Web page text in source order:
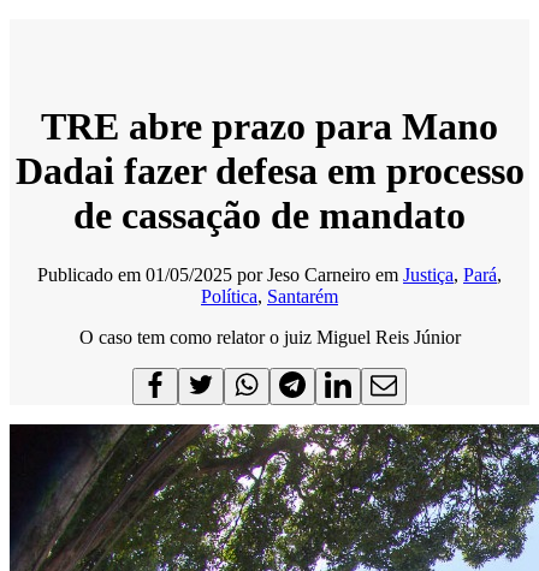
TRE abre prazo para Mano
Dadai fazer defesa em processo
de cassação de mandato
Publicado em 01/05/2025 porJeso Carneiro em Justiça, Pará,
Política, Santarém
O caso tem como relator o juiz Miguel Reis Júnior